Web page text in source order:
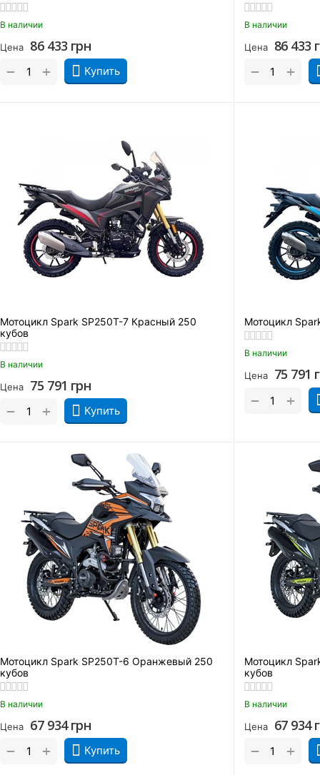
В наличии
Цена 86 433 грн
Купить
+
−
В наличии
Цена 86 433
+
−
Мотоцикл Spark SP250T-7 Красный 250
кубов
В наличии
Цена 75 791 грн
Купить
+
−
Мотоцикл
В наличии
Цена 75 791
+
−
Мотоцикл Spark SP250T-6 Оранжевый 250
кубов
В наличии
Цена 67 934 грн
Купить
+
−
Мотоцикл
кубов
В наличии
Цена 67 934
+
−